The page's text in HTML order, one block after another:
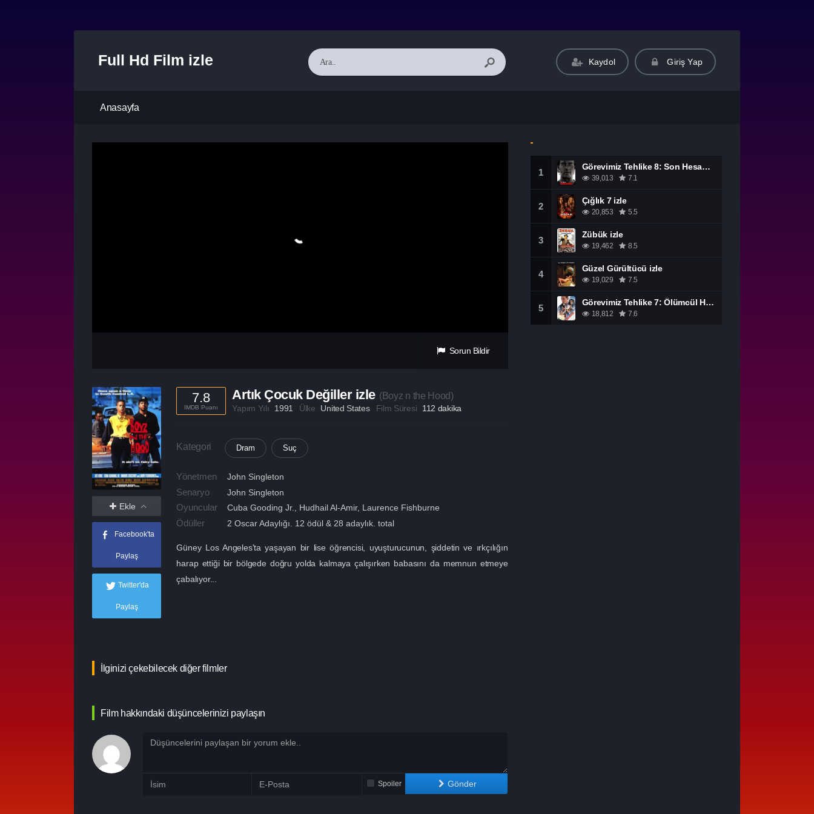
Full Hd Film izle Kaydol Giriş Yap
Anasayfa
Sorun Bildir
Ekle
Facebook'ta
Paylaş
Twitter'da
Paylaş
7.8
IMDB Puanı
Artık Çocuk Değiller izle (Boyz n the Hood)
Yapım Yılı 1991 Ülke United States Film Süresi 112 dakika
Kategori Dram Suç
Yönetmen John Singleton
Senaryo John Singleton
Oyuncular Cuba Gooding Jr. Hudhail Al-Amir, Laurence Fishburne
Ödüller 2 Oscar Adaylığı. 12 ödül & 28 adaylık. total
Güney Los Angeles'ta yaşayan bir lise öğrencisi, uyuşturucunun, şiddetin ve ırkçılığın
harap ettiği bir bölgede doğru yolda kalmaya çalışırken babasını da memnun etmeye
çabalıyor...
İlginizi çekebilecek diğer filmler
Film hakkındaki düşüncelerinizi paylaşın
Spoiler Gönder
1
Görevimiz Tehlike 8: Son Hesaplaşma izle
39,013 7.1
2
Çığlık 7 izle
20,853 5.5
3
Zübük izle
19,462 8.5
4
Güzel Gürültücü izle
19,029 7.5
5
Görevimiz Tehlike 7: Ölümcül Hesaplaşma Bölüm 1 izle
18,812 7.6